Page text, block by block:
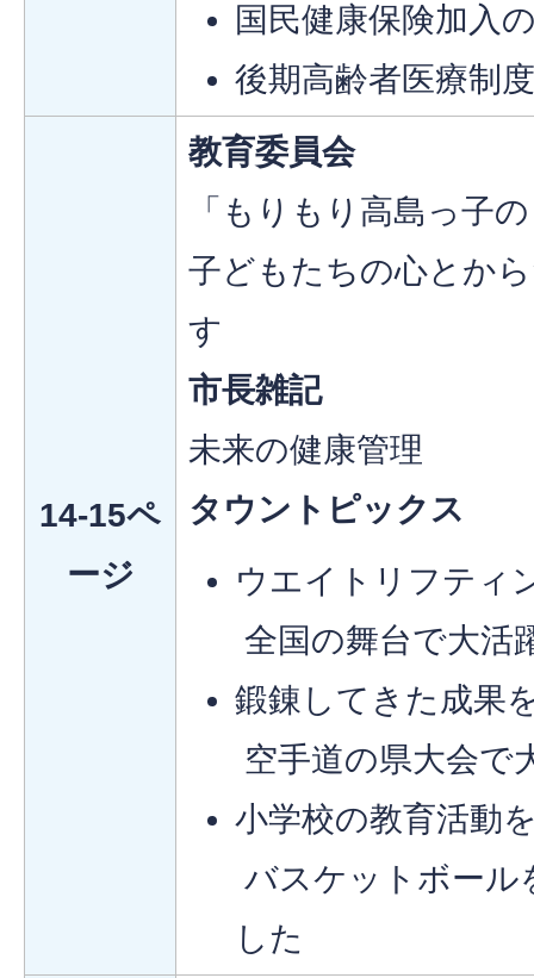
国民健康保険加入
後期高齢者医療制
14-15ペ
ージ
教育委員会
「もりもり高島っ子
子どもたちの心とか
す
市長雑記
未来の健康管理
タウントピックス
ウエイトリフティ
全国の舞台で大活
鍛錬してきた成果
空手道の県大会で
小学校の教育活動
バスケットボール
した